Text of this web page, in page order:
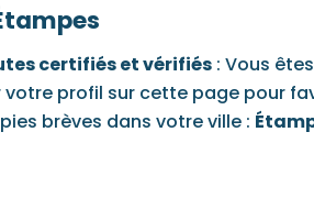
Valpuiseaux 91720
Villebon-sur-Yvette 91140
91190 Villiers-sur-Orge 91700
certifiés et vérifiés : Vous êtes
profil sur cette page pour
brèves dans votre ville :